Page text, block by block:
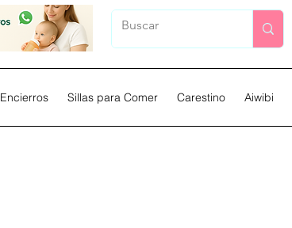
Encierros Sillas para Comer Carestino Aiwibi